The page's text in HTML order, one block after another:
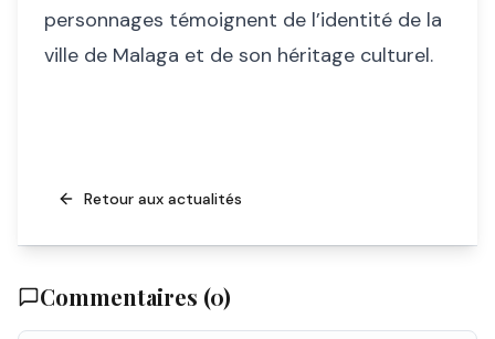
personnages témoignent de l’identité de la
ville de Malaga et de son héritage culturel.
Retour aux actualités
Commentaires (0)